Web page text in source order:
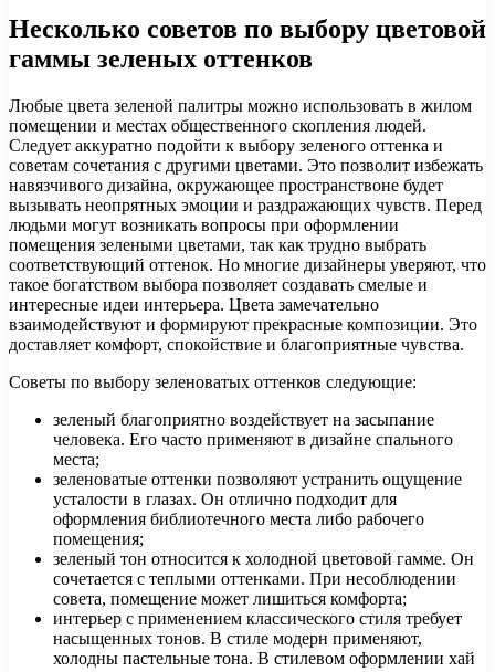
Несколько советов по выбору цветовой
гаммы зеленых оттенков
Любые цвета зеленой палитры можно использовать в жилом
помещении и местах общественного скопления людей.
Следует аккуратно подойти к выбору зеленого оттенка и
советам сочетания с другими цветами. Это позволит избежать
навязчивого дизайна, окружающее пространствоне будет
вызывать неопрятных эмоции и раздражающих чувств. Перед
людьми могут возникать вопросы при оформлении
помещения зелеными цветами, так как трудно выбрать
соответствующий оттенок. Но многие дизайнеры уверяют, что
такое богатством выбора позволяет создавать смелые и
интересные идеи интерьера. Цвета замечательно
взаимодействуют и формируют прекрасные композиции. Это
доставляет комфорт, спокойствие и благоприятные чувства.
Советы по выбору зеленоватых оттенков следующие:
зеленый благоприятно воздействует на засыпание
человека. Его часто применяют в дизайне спального
места;
зеленоватые оттенки позволяют устранить ощущение
усталости в глазах. Он отлично подходит для
оформления библиотечного места либо рабочего
помещения;
зеленый тон относится к холодной цветовой гамме. Он
сочетается с теплыми оттенками. При несоблюдении
совета, помещение может лишиться комфорта;
интерьер с применением классического стиля требует
насыщенных тонов. В стиле модерн применяют,
холодны пастельные тона. В стилевом оформлении хай